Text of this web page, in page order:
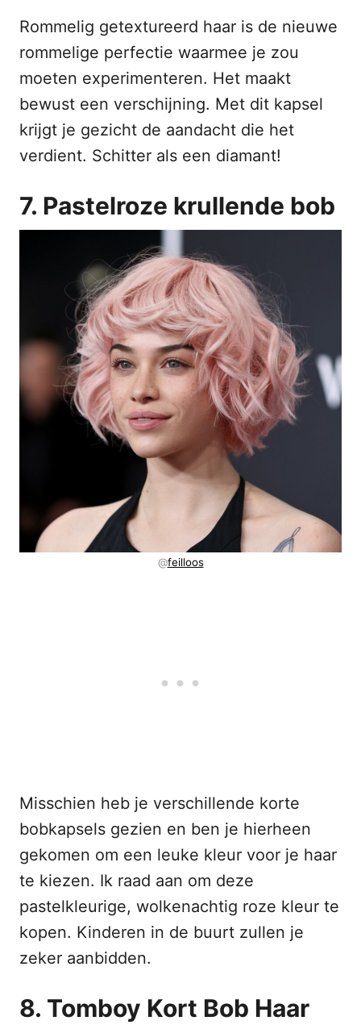
Rommelig getextureerd haar is de nieuwe
rommelige perfectie waarmee je zou
moeten experimenteren. Het maakt
bewust een verschijning. Met dit kapsel
krijgt je gezicht de aandacht die het
verdient. Schitter als een diamant!
7. Pastelroze krullende bob
@feilloos
Misschien heb je verschillende korte
bobkapsels gezien en ben je hierheen
gekomen om een leuke kleur voor je haar
te kiezen. Ik raad aan om deze
pastelkleurige, wolkenachtig roze kleur te
kopen. Kinderen in de buurt zullen je
zeker aanbidden.
8. Tomboy Kort Bob Haar